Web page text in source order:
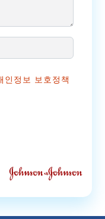
인정보 보호정책